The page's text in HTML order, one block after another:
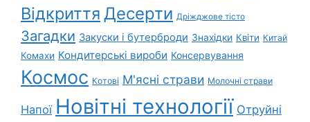
Відкриття Десерти Дріжджове тісто
Загадки Закуски і бутерброди Знахідки Квіти Китай
Комахи Кондитерські вироби Консервування
Космос Котові М'ясні страви Молочні страви
Напої Новітні технології Отруйні